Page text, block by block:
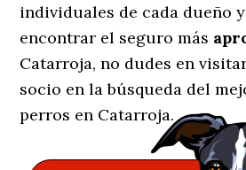
individuales de cada dueño
encontrar el seguro más
Catarroja, no dudes en
socio en la búsqueda del
perros en Catarroja.